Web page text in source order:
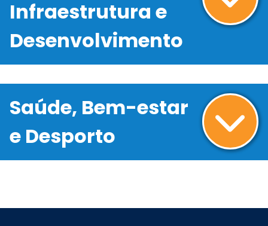
Infraestrutura e
Desenvolvimento
Saúde, Bem-estar
e Desporto